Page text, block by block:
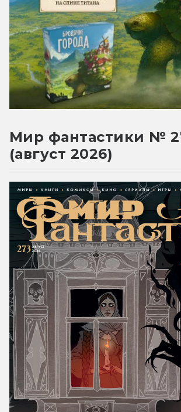
Мир фантастики №
(август 2026)